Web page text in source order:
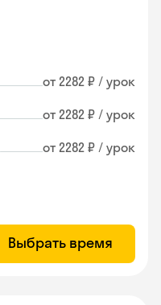
от 2282 ₽ / урок
от 2282 ₽ / урок
от 2282 ₽ / урок
Выбрать время